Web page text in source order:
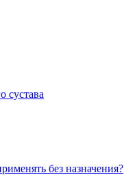
сустава
без назначения?